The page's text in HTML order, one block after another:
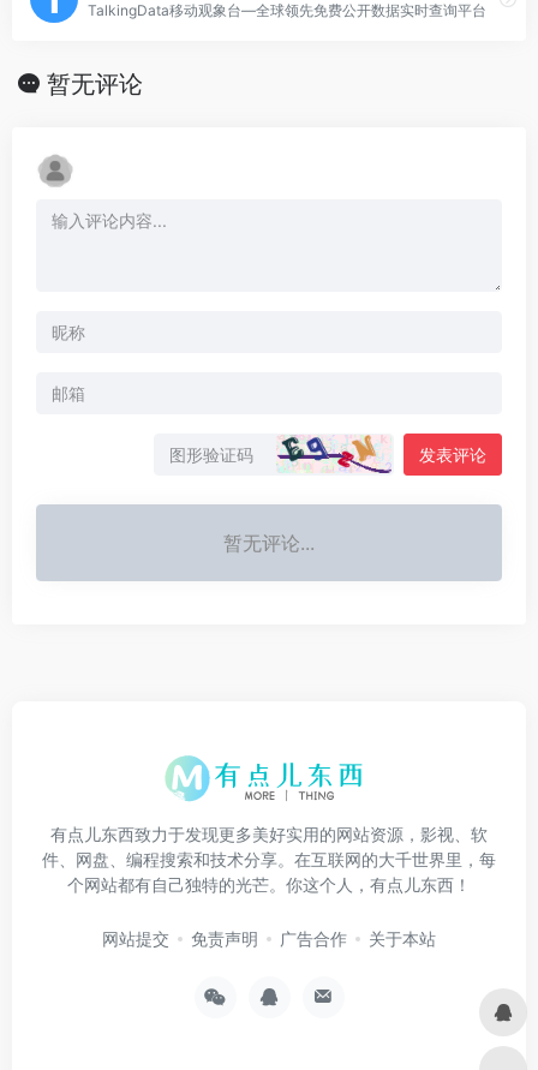
TalkingData移动观象台—全球领先免费公开数据实时查询平台
暂无评论
发表评论
暂无评论...
有点儿东西致力于发现更多美好实用的网站资源，影视、软
件、网盘、编程搜索和技术分享。在互联网的大千世界里，每
个网站都有自己独特的光芒。你这个人，有点儿东西！
网站提交 免责声明 广告合作 关于本站